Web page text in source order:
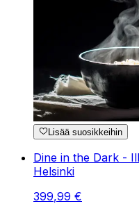
Lisää suosikkeihin
Dine in the Dark -
Helsinki
399,99 €